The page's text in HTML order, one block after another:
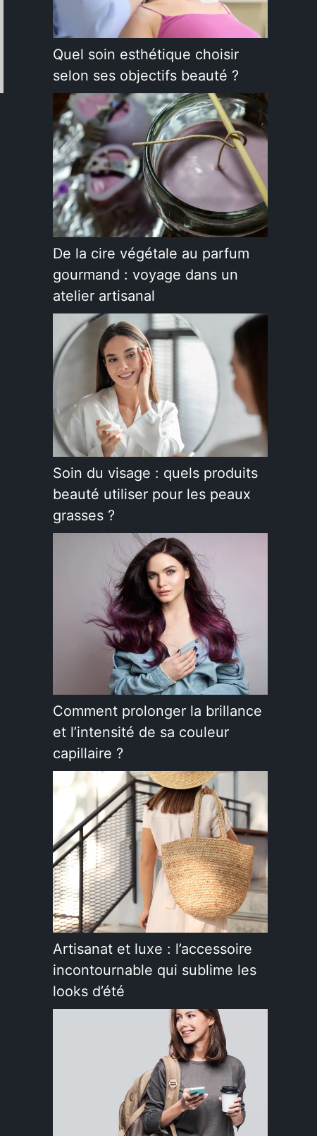
Quel soin esthétique choisir
selon ses objectifs beauté ?
De la cire végétale au parfum
gourmand : voyage dans un
atelier artisanal
Soin du visage : quels produits
beauté utiliser pour les peaux
grasses ?
Comment prolonger la brillance
et l’intensité de sa couleur
capillaire ?
Artisanat et luxe : l’accessoire
incontournable qui sublime les
looks d’été